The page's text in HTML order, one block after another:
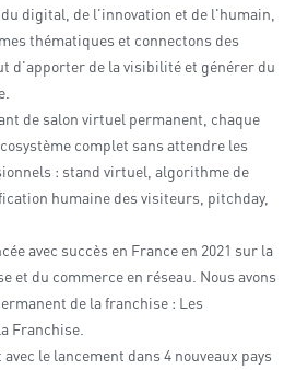
digital, de l'innovation et de l'humain,
thématiques et connectons des
d'apporter de la visibilité et générer du
de salon virtuel permanent, chaque
complet sans attendre les
: stand virtuel, algorithme de
humaine des visiteurs, pitchday,
avec succès en France en 2021 sur la
et du commerce en réseau. Nous avons
de la franchise : Les
Franchise.
le lancement dans 4 nouveaux pays